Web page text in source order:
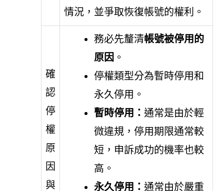
情況，並爭取恢復帳號的權利。
確
認
停
權
原
因
與
務必先釐清帳號被停用的
原因 。
停權類型分為暫時停用和
永久停用。
暫時停用： 通常是由於輕
微違規，停用期限通常較
短，申訴成功的機率也較
高。
永久停用： 通常由於嚴重